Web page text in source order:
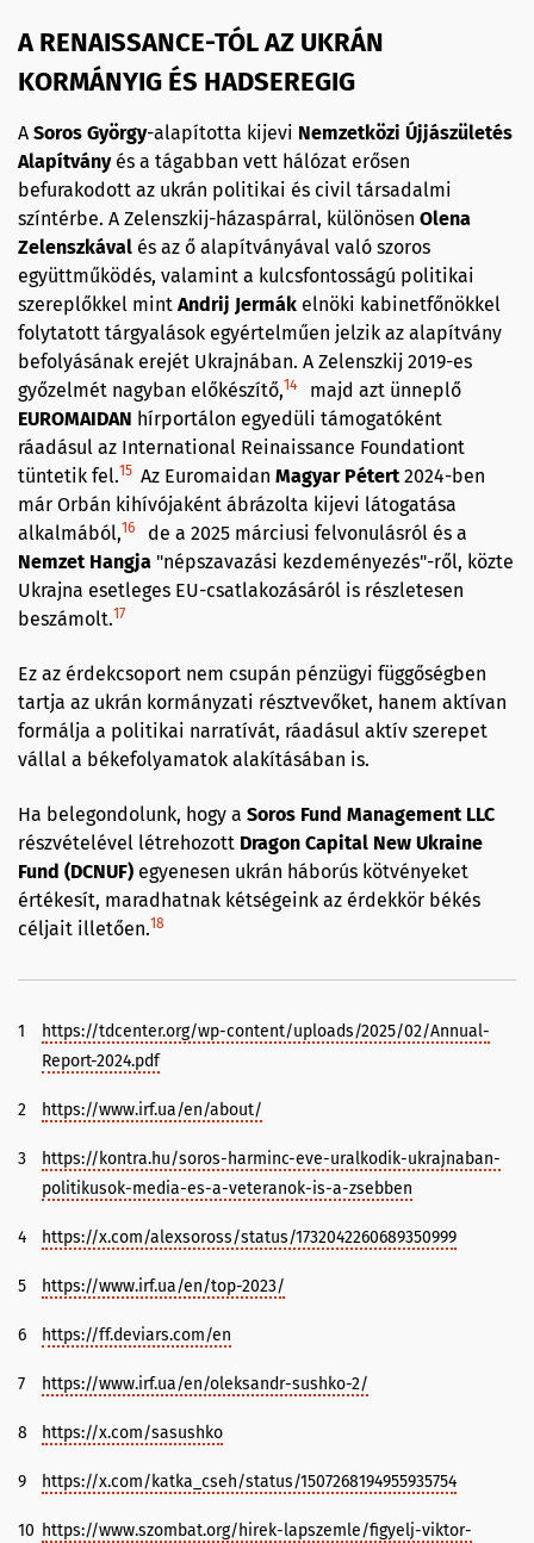
A RENAISSANCE-TÓL AZ UKRÁN
KORMÁNYIG ÉS HADSEREGIG
A Soros György-alapította kijevi Nemzetközi Újjászületés
Alapítvány és a tágabban vett hálózat erősen
befurakodott az ukrán politikai és civil társadalmi
színtérbe. A Zelenszkij-házaspárral, különösen Olena
Zelenszkával és az ő alapítványával való szoros
együttműködés, valamint a kulcsfontosságú politikai
szereplőkkel mint Andrij Jermák elnöki kabinetfőnökkel
folytatott tárgyalások egyértelműen jelzik az alapítvány
befolyásának erejét Ukrajnában. A Zelenszkij 2019-es
győzelmét nagyban előkészítő,14
majd azt ünneplő
EUROMAIDAN hírportálon egyedüli támogatóként
ráadásul az International Reinaissance Foundationt
tüntetik fel.15 Az Euromaidan Magyar Pétert2024-ben
már Orbán kihívójaként ábrázolta kijevi látogatása
alkalmából,16
de a 2025 márciusi felvonulásról és a
Nemzet Hangja "népszavazási kezdeményezés"-ről, közte
Ukrajna esetleges EU-csatlakozásáról is részletesen
beszámolt.17
Ez az érdekcsoport nem csupán pénzügyi függőségben
tartja az ukrán kormányzati résztvevőket, hanem aktívan
formálja a politikai narratívát, ráadásul aktív szerepet
vállal a békefolyamatok alakításában is.
Ha belegondolunk, hogy a Soros Fund Management LLC
részvételével létrehozott Dragon Capital New Ukraine
Fund (DCNUF) egyenesen ukrán háborús kötvényeket
értékesít, maradhatnak kétségeink az érdekkör békés
céljait illetően.18
1
https://tdcenter.org/wp-content/uploads/2025/02/Annual-
Report-2024.pdf
2 https://www.irf.ua/en/about/
3
https://kontra.hu/soros-harminc-eve-uralkodik-ukrajnaban-
politikusok-media-es-a-veteranok-is-a-zsebben
4 https://x.com/alexsoross/status/1732042260689350999
5 https://www.irf.ua/en/top-2023/
6 https://ff.deviars.com/en
7 https://www.irf.ua/en/oleksandr-sushko-2/
8 https://x.com/sasushko
9 https://x.com/katka_cseh/status/1507268194955935754
10 https://www.szombat.org/hirek-lapszemle/figyelj-viktor-